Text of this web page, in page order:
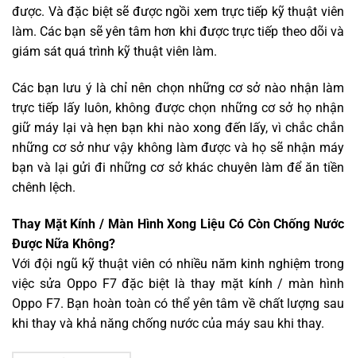
được. Và đặc biệt sẽ được ngồi xem trực tiếp kỹ thuật viên
làm. Các bạn sẽ yên tâm hơn khi được trực tiếp theo dõi và
giám sát quá trình kỹ thuật viên làm.
Các bạn lưu ý là chỉ nên chọn những cơ sở nào nhận làm
trực tiếp lấy luôn, không được chọn những cơ sở họ nhận
giữ máy lại và hẹn bạn khi nào xong đến lấy, vì chắc chắn
những cơ sở như vậy không làm được và họ sẽ nhận máy
bạn và lại gửi đi những cơ sở khác chuyên làm để ăn tiền
chênh lệch.
Thay Mặt Kính / Màn Hình Xong Liệu Có Còn Chống Nước
Được Nữa Không?
Với đội ngũ kỹ thuật viên có nhiều năm kinh nghiệm trong
việc sửa Oppo F7 đặc biệt là thay mặt kính / màn hình
Oppo F7. Bạn hoàn toàn có thể yên tâm về chất lượng sau
khi thay và khả năng chống nước của máy sau khi thay.